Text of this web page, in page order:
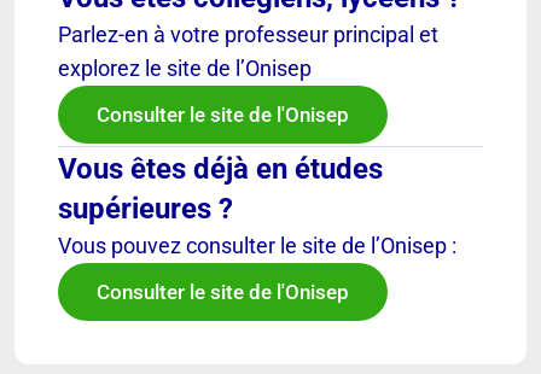
Parlez-en à votre professeur principal et
explorez le site de l’Onisep
Consulter le site de l'Onisep
Vous êtes déjà en études
supérieures ?
Vous pouvez consulter le site de l’Onisep :
Consulter le site de l'Onisep